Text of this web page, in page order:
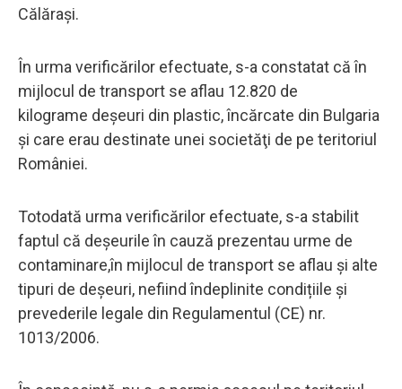
Călăraşi.
În urma verificărilor efectuate, s-a constatat că în
mijlocul de transport se aflau 12.820 de
kilograme deșeuri din plastic, încărcate din Bulgaria
și care erau destinate unei societăţi de pe teritoriul
României.
Totodată urma verificărilor efectuate, s-a stabilit
faptul că deşeurile în cauză prezentau urme de
contaminare,în mijlocul de transport se aflau și alte
tipuri de deșeuri, nefiind îndeplinite condițiile şi
prevederile legale din Regulamentul (CE) nr.
1013/2006.